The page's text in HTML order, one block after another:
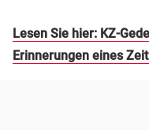
Lesen Sie hier: KZ-
Erinnerungen eines